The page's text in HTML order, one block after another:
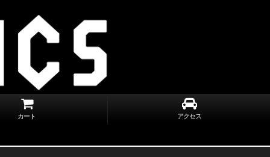
カート アクセス